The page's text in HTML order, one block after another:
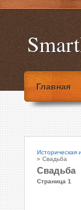
Главная
Историческая
» Свадьба
Свадьба
Страница 1